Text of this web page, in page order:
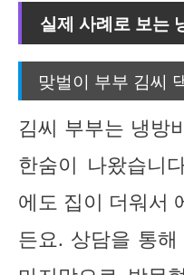
실제 사례로 보는
맞벌이 부부 김씨
김씨 부부는 냉방
한숨이 나왔습니
에도 집이 더워서
든요. 상담을 통